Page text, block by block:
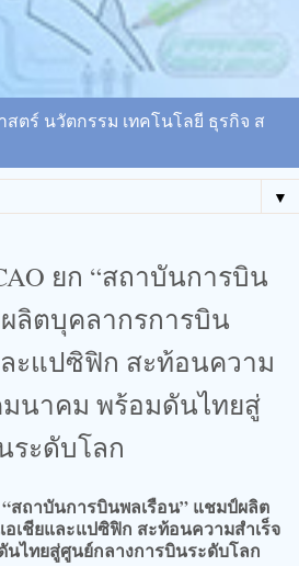
สตร์ นวัตกรรม เทคโนโลยี ธุรกิจ ส
▼
ยก “สถาบันการบิน
ลิตบุคลากรการบิน
ะแปซิฟิก สะท้อนความ
มนาคม พร้อมดันไทยสู่
ระดับโลก
“สถาบันการบินพลเรือน” แชมป์ผลิต
เชียและแปซิฟิก สะท้อนความสำเร็จ
ไทยสู่ศูนย์กลางการบินระดับโลก